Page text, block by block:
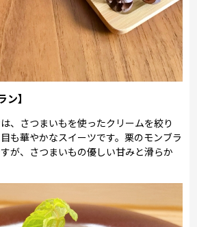
ン】
、さつまいもを使ったクリームを絞り
も華やかなスイーツです。栗のモンブラ
が、さつまいもの優しい甘みと滑らか